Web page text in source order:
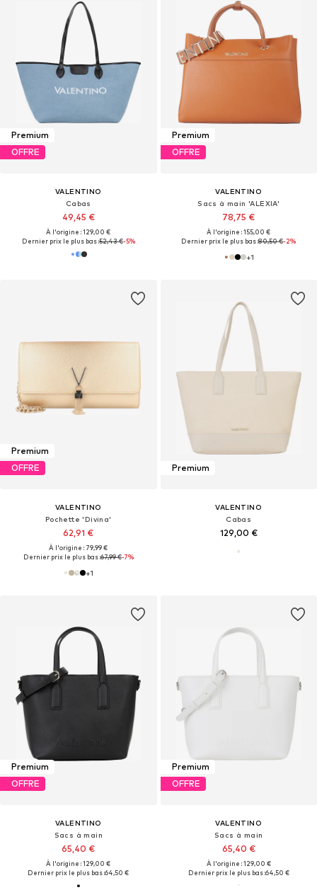
Premium
OFFRE
VALENTINO
Cabas
49,45 €
À l'origine : 129,00 €
Dernier prix le plus bas :52,43 €-5%
Premium
OFFRE
VALENTINO
Sacs à main 'ALEXIA'
78,75 €
À l'origine : 155,00 €
Dernier prix le plus bas :80,50 €-2%
+1
Premium
OFFRE
VALENTINO
Pochette 'Divina'
62,91 €
À l'origine : 79,99 €
Dernier prix le plus bas :67,99 €-7%
+1
Premium
VALENTINO
Cabas
129,00 €
Premium
OFFRE
VALENTINO
Sacs à main
65,40 €
À l'origine : 129,00 €
Dernier prix le plus bas :64,50 €
Premium
OFFRE
VALENTINO
Sacs à main
65,40 €
À l'origine : 129,00 €
Dernier prix le plus bas :64,50 €